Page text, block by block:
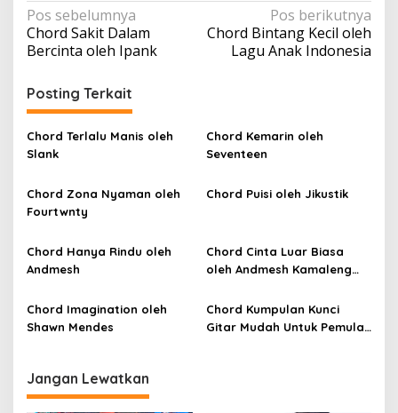
N
a
i
g
a
s
i
p
o
s
Pos sebelumnya
Chord Sakit Dalam
Bercinta oleh Ipank
Pos berikutnya
Chord Bintang Kecil oleh
Lagu Anak Indonesia
Posting Terkait
Chord Terlalu Manis oleh
Slank
Chord Kemarin oleh
Seventeen
Chord Zona Nyaman oleh
Fourtwnty
Chord Puisi oleh Jikustik
Chord Hanya Rindu oleh
Andmesh
Chord Cinta Luar Biasa
oleh Andmesh Kamaleng
SKA)
Chord Imagination oleh
Shawn Mendes
Chord Kumpulan Kunci
Gitar Mudah Untuk Pemula
Jangan Lewatkan